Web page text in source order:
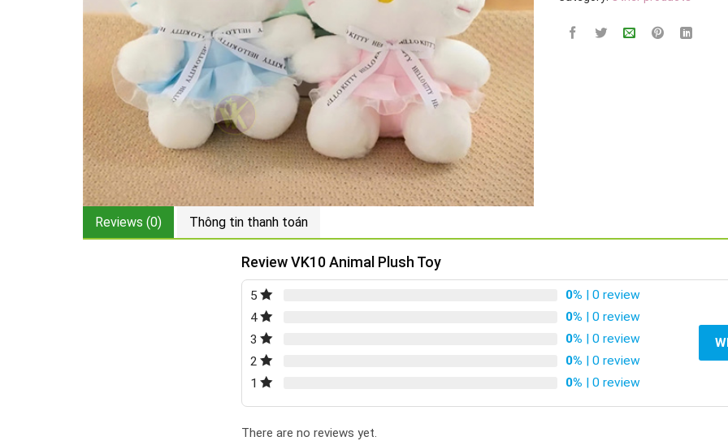
Reviews (0) Thông tin thanh toán
Review VK10 Animal Plush Toy
5 0% | 0 review
4
0% | 0 review
3
0% | 0 review
2
0% | 0 review
1
0% | 0 review
There are no reviews yet.